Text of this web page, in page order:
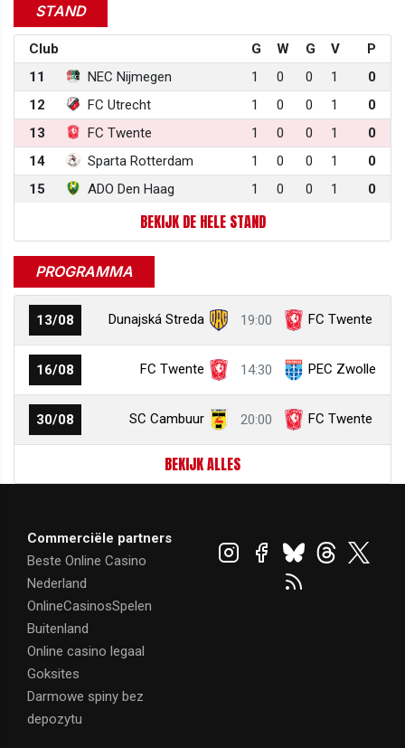
STAND
Club G W G V
P
11
NEC Nijmegen 1 0 0 1
0
12
FC Utrecht 1 0 0 1
0
13
FC Twente 1 0 0 1
0
14
Sparta Rotterdam 1 0 0 1
0
15
ADO Den Haag 1 0 0 1 0
BEKIJK DE HELE STAND
PROGRAMMA
13/08 Dunajská Streda 19:00 FC Twente
16/08 FC Twente 14:30 PEC Zwolle
30/08 SC Cambuur 20:00 FC Twente
BEKIJK ALLES
Commerciële partners
Beste Online Casino
Nederland
OnlineCasinosSpelen
Buitenland
Online casino legaal
Goksites
Darmowe spiny bez
depozytu